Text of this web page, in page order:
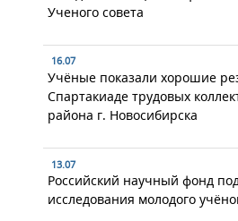
Ученого совета
16.07
Учёные показали хорошие
Спартакиаде трудовых
района г. Новосибирска
13.07
Российский научный фонд
исследования молодого